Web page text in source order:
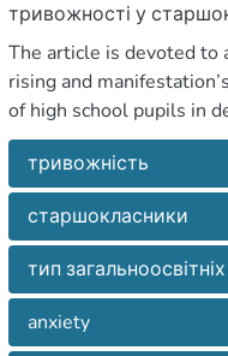
тривожності у
залежно від типу
навчальних закладів.
The article is devoted to
rising and
of high school pupils in
type of school.
тривожність
старшокласники
тип
anxiety